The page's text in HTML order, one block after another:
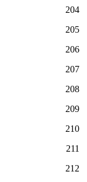
204
205
206
207
208
209
210
211
212